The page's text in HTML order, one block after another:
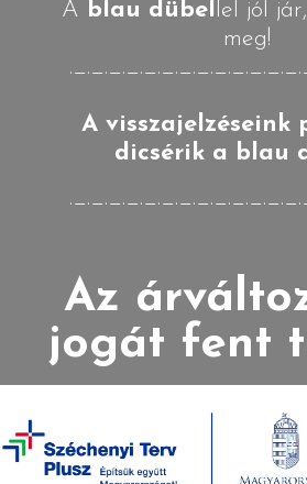
A blau dübellel jól
meg!
A visszajelzéseink
dicsérik a blau
Az
jogát fent